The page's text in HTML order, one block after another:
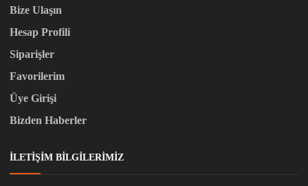
Bize Ulaşın
Hesap Profili
Siparişler
Favorilerim
Üye Girişi
Bizden Haberler
İLETIŞIM BILGILERIMIZ